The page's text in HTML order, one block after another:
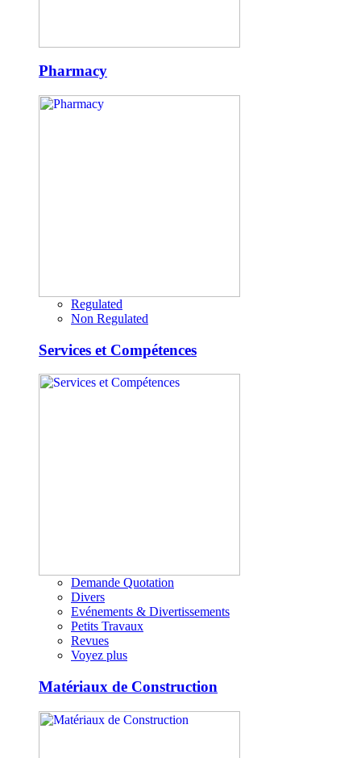
Pharmacy
Regulated
Non Regulated
Services et Compétences
Demande Quotation
Divers
Evénements & Divertissements
Petits Travaux
Revues
Voyez plus
Matériaux de Construction